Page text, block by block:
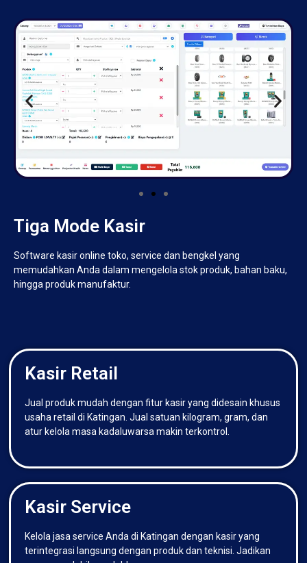
Tiga Mode Kasir
Software kasir online toko, service dan bengkel yang
memudahkan Anda dalam mengelola stok produk, bahan baku,
hingga produk manufaktur.
Kasir Retail
Jual produk mudah dengan fitur kasir yang didesain khusus
usaha retail di Katingan. Jual satuan kilogram, gram, dan
atur kelola masa kadaluwarsa makin terkontrol.
Kasir Service
Kelola jasa service Anda di Katingan dengan kasir yang
terintegrasi langsung dengan produk dan teknisi. Jadikan